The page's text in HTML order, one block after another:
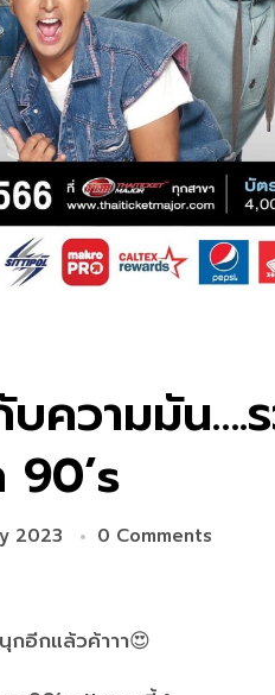
ความมัน….
90’s
2023 0 Comments
กอีกแล้วค้าาา😍